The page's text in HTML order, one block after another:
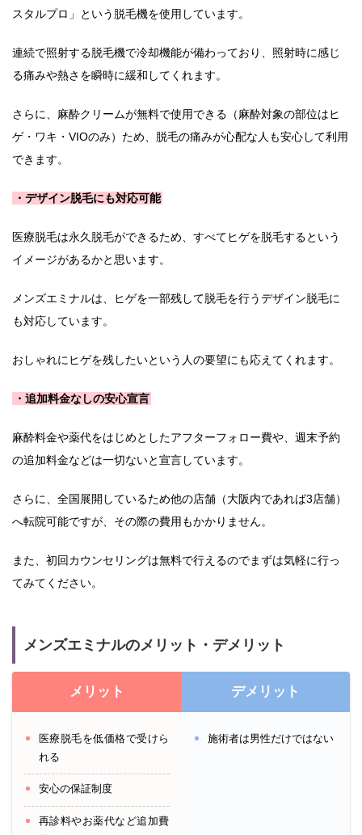
スタルプロ」という脱毛機を使用しています。
連続で照射する脱毛機で冷却機能が備わっており、照射時に感じ
る痛みや熱さを瞬時に緩和してくれます。
さらに、麻酔クリームが無料で使用できる（麻酔対象の部位はヒ
ゲ・ワキ・VIOのみ）ため、脱毛の痛みが心配な人も安心して利用
できます。
・デザイン脱毛にも対応可能
医療脱毛は永久脱毛ができるため、すべてヒゲを脱毛するという
イメージがあるかと思います。
メンズエミナルは、ヒゲを一部残して脱毛を行うデザイン脱毛に
も対応しています。
おしゃれにヒゲを残したいという人の要望にも応えてくれます。
・追加料金なしの安心宣言
麻酔料金や薬代をはじめとしたアフターフォロー費や、週末予約
の追加料金などは一切ないと宣言しています。
さらに、全国展開しているため他の店舗（大阪内であれば3店舗）
へ転院可能ですが、その際の費用もかかりません。
また、初回カウンセリングは無料で行えるのでまずは気軽に行っ
てみてください。
メンズエミナルのメリット・デメリット
メリット
医療脱毛を低価格で受けら
れる
安心の保証制度
再診料やお薬代など追加費
デメリット
施術者は男性だけではない